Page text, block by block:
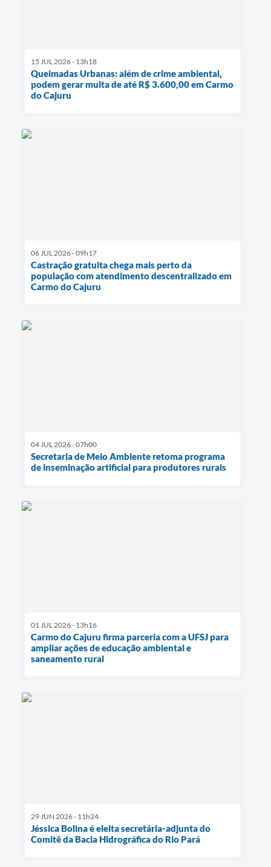
15 JUL 2026 - 13h18
Queimadas Urbanas: além de crime ambiental,
podem gerar multa de até R$ 3.600,00 em Carmo
do Cajuru
06 JUL 2026 - 09h17
Castração gratuita chega mais perto da
população com atendimento descentralizado em
Carmo do Cajuru
04 JUL 2026 - 07h00
Secretaria de Meio Ambiente retoma programa
de inseminação artificial para produtores rurais
01 JUL 2026 - 13h16
Carmo do Cajuru firma parceria com a UFSJ para
ampliar ações de educação ambiental e
saneamento rural
29 JUN 2026 - 11h24
Jéssica Bolina é eleita secretária-adjunta do
Comitê da Bacia Hidrográfica do Rio Pará